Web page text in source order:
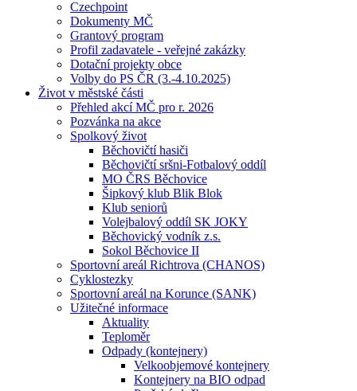
Czechpoint
Dokumenty MČ
Grantový program
Profil zadavatele - veřejné zakázky
Dotační projekty obce
Volby do PS ČR (3.-4.10.2025)
Život v městské části
Přehled akcí MČ pro r. 2026
Pozvánka na akce
Spolkový život
Běchovičtí hasiči
Běchovičtí sršni-Fotbalový oddíl
MO ČRS Běchovice
Šipkový klub Blik Blok
Klub seniorů
Volejbalový oddíl SK JOKY
Běchovický vodník z.s.
Sokol Běchovice II
Sportovní areál Richtrova (CHANOS)
Cyklostezky
Sportovní areál na Korunce (SANK)
Užitečné informace
Aktuality
Teploměr
Odpady (kontejnery)
Velkoobjemové kontejnery
Kontejnery na BIO odpad